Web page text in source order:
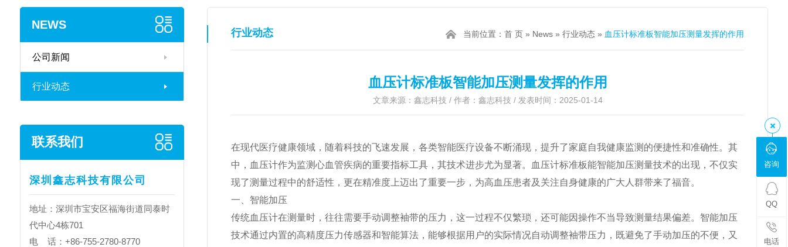
NEWS
公司新闻
行业动态
联系我们
深圳鑫志科技有限公司
地址：深圳市宝安区福海街道同泰时
代中心4栋701
电 话：+86-755-2780-8770
行业动态 当前位置：首 页 » News »行业动态 » 血压计标准板智能加压测量发挥的作用
血压计标准板智能加压测量发挥的作用
文章来源：鑫志科技 / 作者：鑫志科技 / 发表时间：2025-01-14
在现代医疗健康领域，随着科技的飞速发展，各类智能医疗设备不断涌现，提升了家庭自我健康监测的便捷性和准确性。其
中，血压计作为监测心血管疾病的重要指标工具，其技术进步尤为显著。血压计标准板能智能加压测量技术的出现，不仅实
现了测量过程中的舒适性，更在精准度上迈出了重要一步，为高血压患者及关注自身健康的广大人群带来了福音。
一、智能加压
传统血压计在测量时，往往需要手动调整袖带的压力，这一过程不仅繁琐，还可能因操作不当导致测量结果偏差。智能加压
技术通过内置的高精度压力传感器和智能算法，能够根据用户的实际情况自动调整袖带压力，既避免了手动加压的不便，又
咨询
QQ
电话